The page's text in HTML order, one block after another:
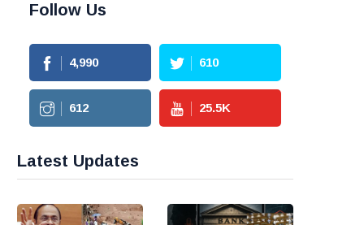
Follow Us
4,990 610
612 25.5K
Latest Updates